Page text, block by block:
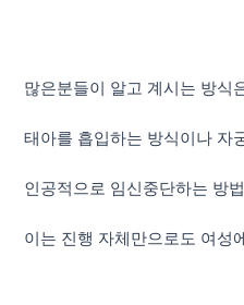
많은분들이 알고 계시는 방식
태아를 흡입하는 방식이나 자
인공적으로 임신중단하는 방
이는 진행 자체만으로도 여성